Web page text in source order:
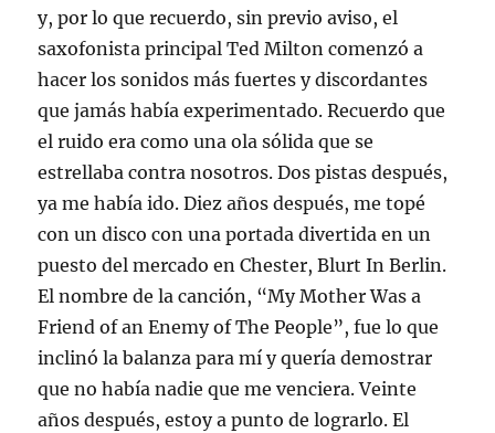
y, por lo que recuerdo, sin previo aviso, el
saxofonista principal Ted Milton comenzó a
hacer los sonidos más fuertes y discordantes
que jamás había experimentado. Recuerdo que
el ruido era como una ola sólida que se
estrellaba contra nosotros. Dos pistas después,
ya me había ido. Diez años después, me topé
con un disco con una portada divertida en un
puesto del mercado en Chester, Blurt In Berlin.
El nombre de la canción, “My Mother Was a
Friend of an Enemy of The People”, fue lo que
inclinó la balanza para mí y quería demostrar
que no había nadie que me venciera. Veinte
años después, estoy a punto de lograrlo. El